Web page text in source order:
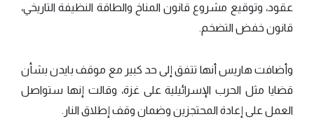
عقود، وتوقيع مشروع قانون المناخ والطاقة النظيفة التاريخي،
قانون خفض التضخم.
وأضافت هاريس أنها تتفق إلى حد كبير مع موقف بايدن بشأن
قضايا مثل الحرب الإسرائيلية على غزة، وقالت إنها ستواصل
العمل على إعادة المحتجزين وضمان وقف إطلاق النار.